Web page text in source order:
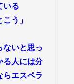
いる
う」
ないと思っ
る人には分
らエスペラ